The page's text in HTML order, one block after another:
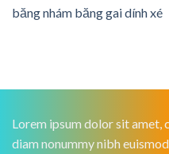
băng nhám băng gai dính xé
Lorem ipsum dolor sit amet,
diam nonummy nibh